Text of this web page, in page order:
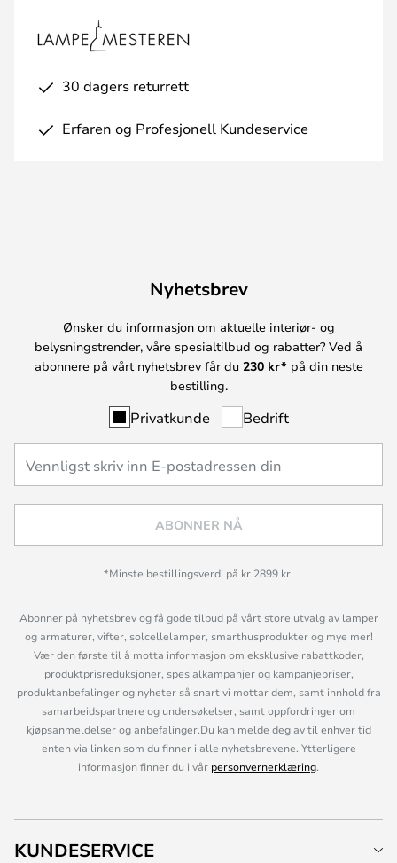
30 dagers returrett
Erfaren og Profesjonell Kundeservice
Nyhetsbrev
Ønsker du informasjon om aktuelle interiør- og
belysningstrender, våre spesialtilbud og rabatter? Ved å
abonnere på vårt nyhetsbrev får du 230 kr* på din neste
bestilling.
Privatkunde Bedrift
ABONNER NÅ
*Minste bestillingsverdi på kr 2899 kr.
Abonner på nyhetsbrev og få gode tilbud på vårt store utvalg av lamper
og armaturer, vifter, solcellelamper, smarthusprodukter og mye mer!
Vær den første til å motta informasjon om eksklusive rabattkoder,
produktprisreduksjoner, spesialkampanjer og kampanjepriser,
produktanbefalinger og nyheter så snart vi mottar dem, samt innhold fra
samarbeidspartnere og undersøkelser, samt oppfordringer om
kjøpsanmeldelser og anbefalinger.Du kan melde deg av til enhver tid
enten via linken som du finner i alle nyhetsbrevene. Ytterligere
informasjon finner du i vår personvernerklæring.
KUNDESERVICE